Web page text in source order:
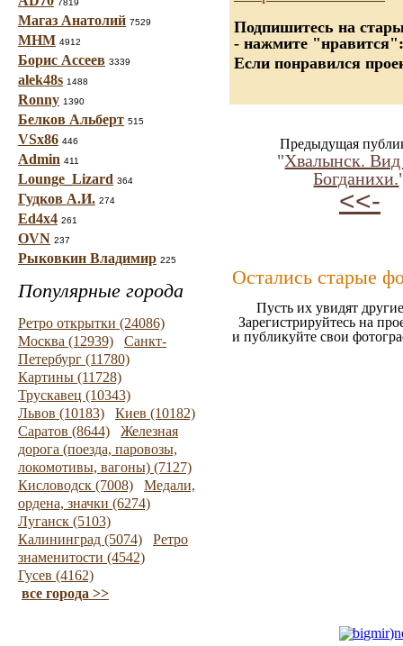
7819
Магаз Анатолий 7529
МНМ 4912
Борис Ассеев 3339
alek48s 1488
Ronny 1390
Белков Альберт 515
VSx86 446
Admin 411
Lounge_Lizard 364
Гудков А.И. 274
Ed4x4 261
OVN 237
Рыковкин Владимир 225
Популярные города
Ретро открытки (24086)
Москва (12939)
Санкт-
Петербург (11780)
Картины (11728)
Трускавец (10343)
Львов (10183)
Киев (10182)
Саратов (8644)
Железная
дорога (поезда, паровозы,
локомотивы, вагоны) (7127)
Кисловодск (7008)
Медали,
ордена, значки (6274)
Луганск (5103)
Калининград (5074)
Ретро
знаменитости (4542)
Гусев (4162)
все города >>
Подпишитесь на
- нажмите "нравится":
Если понравился
Предыдущая
"Хвалынск.
Богданихи.
<<-
Остались старые
Пусть их увидят
Зарегистрируйтесь на
и публикуйте свои